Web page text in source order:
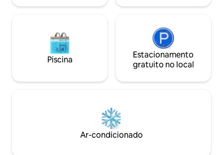
Piscina
Estacionamento
gratuito no local
Ar-condicionado